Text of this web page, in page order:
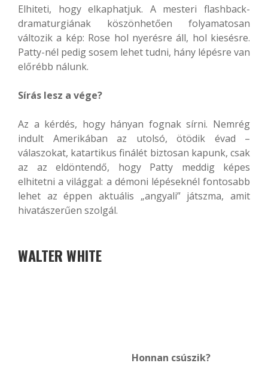
Elhiteti, hogy elkaphatjuk. A mesteri flashback-
dramaturgiának köszönhetően folyamatosan
változik a kép: Rose hol nyerésre áll, hol kiesésre.
Patty-nél pedig sosem lehet tudni, hány lépésre van
előrébb nálunk.
Sírás lesz a vége?
Az a kérdés, hogy hányan fognak sírni. Nemrég
indult Amerikában az utolsó, ötödik évad –
válaszokat, katartikus finálét biztosan kapunk, csak
az az eldöntendő, hogy Patty meddig képes
elhitetni a világgal: a démoni lépéseknél fontosabb
lehet az éppen aktuális „angyali” játszma, amit
hivatászerűen szolgál.
WALTER WHITE
Honnan csúszik?